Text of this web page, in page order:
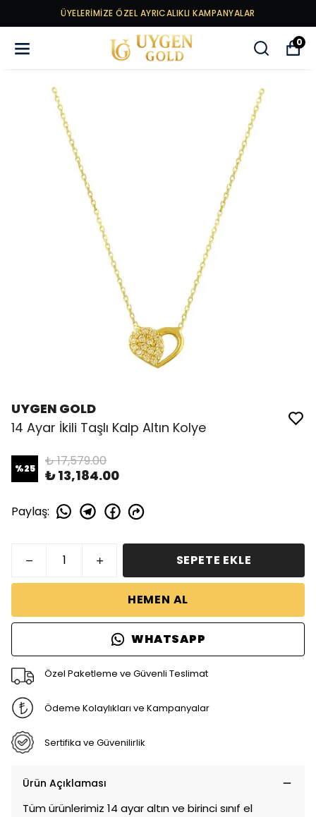
ÜYELERİMİZE ÖZEL AYRICALIKLI KAMPANYALAR
0
UYGEN GOLD
14 Ayar İkili Taşlı Kalp Altın Kolye
%25 ₺ 17,579.00
₺ 13,184.00
Paylaş:
SEPETE EKLE
HEMEN AL
WHATSAPP
Özel Paketleme ve Güvenli Teslimat
Ödeme Kolaylıkları ve Kampanyalar
Sertifika ve Güvenilirlik
Ürün Açıklaması
Tüm ürünlerimiz 14 ayar altın ve birinci sınıf el